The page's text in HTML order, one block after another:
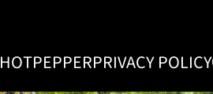
HOTPEPPERPRIVACY POLICY